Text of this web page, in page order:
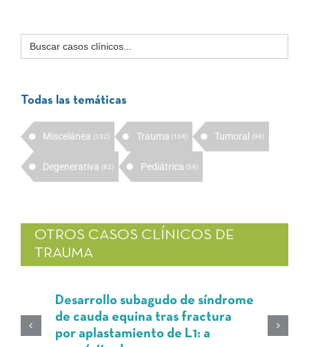
Buscar:
Todas las temáticas
Miscelánea (132) Trauma (104) Tumoral (96)
Degenerativa (82) Pediátrica (59)
OTROS CASOS CLÍNICOS DE
TRAUMA
Desarrollo subagudo de síndrome
de cauda equina tras fractura
por aplastamiento de L1: a